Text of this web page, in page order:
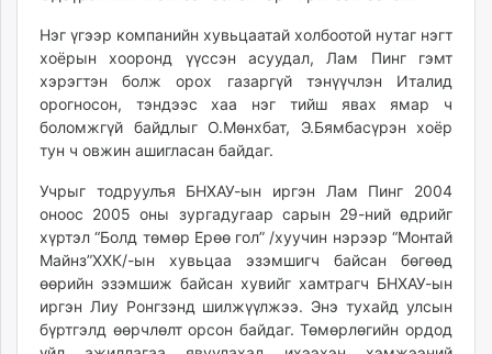
Нэг үгээр компанийн хувьцаатай холбоотой нутаг нэгт
хоёрын хооронд үүссэн асуудал, Лам Пинг гэмт
хэрэгтэн болж орох газаргүй тэнүүчлэн Италид
орогносон, тэндээс хаа нэг тийш явах ямар ч
боломжгүй байдлыг О.Мөнхбат, Э.Бямбасүрэн хоёр
тун ч овжин ашигласан байдаг.
Учрыг тодруулъя БНХАУ-ын иргэн Лам Пинг 2004
оноос 2005 оны зургадугаар сарын 29-ний өдрийг
хүртэл “Болд төмөр Ерөө гол” /хуучин нэрээр “Монтай
Майнз”ХХК/-ын хувьцаа эзэмшигч байсан бөгөөд
өөрийн эзэмшиж байсан хувийг хамтрагч БНХАУ-ын
иргэн Лиу Ронгзэнд шилжүүлжээ. Энэ тухайд улсын
бүртгэлд өөрчлөлт орсон байдаг. Төмөрлөгийн ордод